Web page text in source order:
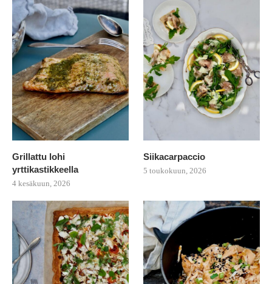
Grillattu lohi
yrttikastikkeella
4 kesäkuun, 2026
Siikacarpaccio
5 toukokuun, 2026